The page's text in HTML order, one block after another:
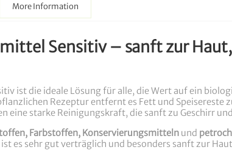
Sensitiv – sanft zur
ist die ideale Lösung für alle, die Wert auf ein
Rezeptur entfernt es Fett und Speisereste
eine starke Reinigungskraft, die sanft zu Geschirr
Farbstoffen, Konservierungsmitteln und
es sehr gut verträglich und besonders sanft zur
More Information